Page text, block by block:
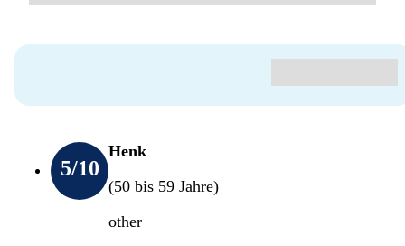
5/10
Henk
(50 bis 59 Jahre)
other